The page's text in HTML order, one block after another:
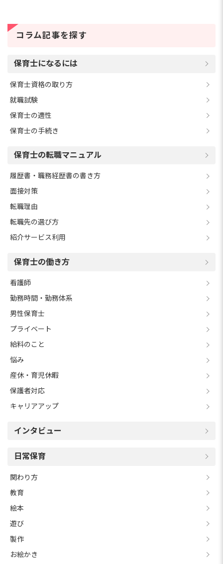
コラム記事を探す
保育士になるには
保育士資格の取り方
就職試験
保育士の適性
保育士の手続き
保育士の転職マニュアル
履歴書・職務経歴書の書き方
面接対策
転職理由
転職先の選び方
紹介サービス利用
保育士の働き方
看護師
勤務時間・勤務体系
男性保育士
プライベート
給料のこと
悩み
産休・育児休暇
保護者対応
キャリアアップ
インタビュー
日常保育
関わり方
教育
絵本
遊び
製作
お絵かき